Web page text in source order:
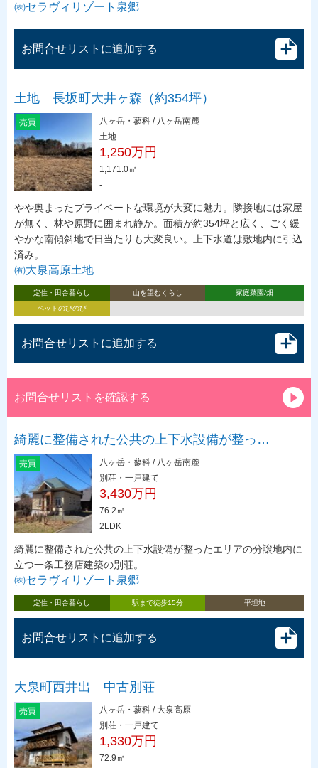
㈱セラヴィリゾート泉郷
お問合せリストに追加する
土地 長坂町大井ヶ森（約354坪）
売買
八ヶ岳・蓼科 / 八ヶ岳南麓
土地
1,250万円
1,171.0㎡
-
やや奥まったプライベートな環境が大変に魅力。隣接地には家屋
が無く、林や原野に囲まれ静か。面積が約354坪と広く、ごく緩
やかな南傾斜地で日当たりも大変良い。上下水道は敷地内に引込
済み。
㈲大泉高原土地
定住・田舎暮らし 山を望むくらし
家庭菜園/畑
ペットのびのび
お問合せリストに追加する
お問合せリストを確認する
綺麗に整備された公共の上下水設備が整っ…
売買
八ヶ岳・蓼科 / 八ヶ岳南麓
別荘・一戸建て
3,430万円
76.2㎡
2LDK
綺麗に整備された公共の上下水設備が整ったエリアの分譲地内に
立つ一条工務店建築の別荘。
㈱セラヴィリゾート泉郷
定住・田舎暮らし 駅まで徒歩15分 平坦地
お問合せリストに追加する
大泉町西井出 中古別荘
売買
八ヶ岳・蓼科 / 大泉高原
別荘・一戸建て
1,330万円
72.9㎡